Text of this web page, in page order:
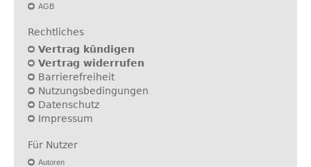
AGB
Rechtliches
Vertrag kündigen
Vertrag widerrufen
Barrierefreiheit
Nutzungsbedingungen
Datenschutz
Impressum
Für Nutzer
Autoren